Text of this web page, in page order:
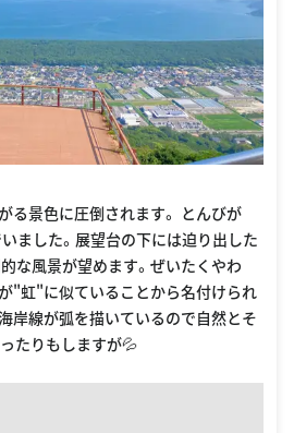
る景色に圧倒されます。 とんびが
ました。展望台の下には迫り出した
な風景が望めます。ぜいたくやわ
"虹"に似ていることから名付けられ
岸線が弧を描いているので自然とそ
たりもしますが💦